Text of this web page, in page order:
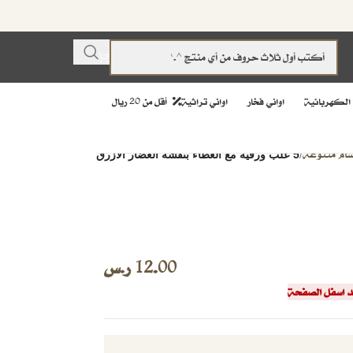
الكهربائية اواني فخار اواني تراثية أقل من 20 ريال
متنوعة/5 علب ورقية مع الغطاء بنقشة الغضار الازرق
12.00 ر.س
اسفل الصفحة